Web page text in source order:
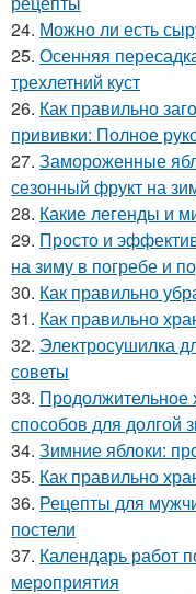
24. Можно ли есть
25. Осенняя
трехлетний куст
26. Как правильно
прививки: Полное
27. Замороженные
сезонный фрукт на
28. Какие легенды и
29. Просто и
на зиму в погребе и
30. Как правильно
31. Как правильно
32. Электросушилка
советы
33. Продолжительное
способов для долгой
34. Зимние яблоки:
35. Как правильно
36. Рецепты для
постели
37. Календарь работ
мероприятия